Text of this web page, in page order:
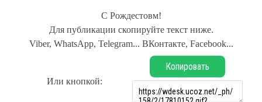
С Рождестовм!
Для публикации скопируйте текст ниже.
Viber, WhatsApp, Telegram... ВКонтакте, Facebook...
Или кнопкой:
Копировать